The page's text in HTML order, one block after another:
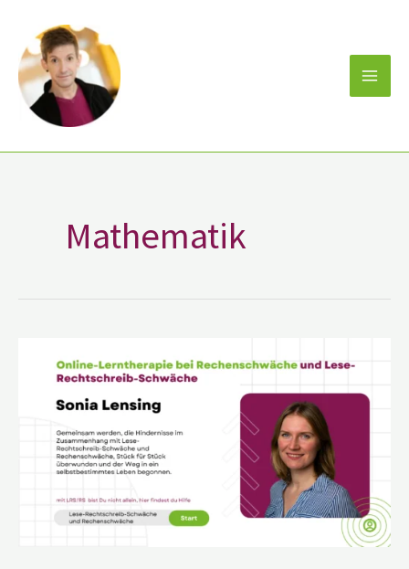
Inhalt
springen
Mathematik
Lensing
Lerntherapie
Rechenschwäche
und
Lese-
Schwäche